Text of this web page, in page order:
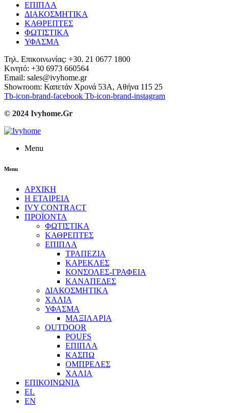
ΕΠΙΠΛΑ
ΔΙΑΚΟΣΜΗΤΙΚΑ
ΚΑΘΡΕΠΤΕΣ
ΦΩΤΙΣΤΙΚΑ
ΥΦΑΣΜΑ
Τηλ. Επικοινωνίας: +30. 21 0677 1800
Κινητό: +30 6973 660564
Email: sales@ivyhome.gr
Showroom: Καπετάν Χρονά 53A, Αθήνα 115 25
Tb-icon-brand-facebook Tb-icon-brand-instagram
© 2024 Ivyhome.Gr
Menu
Menu
ΑΡΧΙΚΗ
Η ΕΤΑΙΡΕΙΑ
IVY CONTRACT
ΠΡΟΪΟΝΤΑ
ΦΩΤΙΣΤΙΚΑ
ΚΑΘΡΕΠΤΕΣ
ΕΠΙΠΛΑ
ΤΡΑΠΕΖΙΑ
ΚΑΡΕΚΛΕΣ
ΚΟΝΣΟΛΕΣ-ΓΡΑΦΕΙΑ
ΚΑΝΑΠΕΔΕΣ
ΔΙΑΚΟΣΜΗΤΙΚΑ
ΧΑΛΙΑ
ΥΦΑΣΜΑ
ΜΑΞΙΛΑΡΙΑ
OUTDOOR
POUFS
ΕΠΙΠΛΑ
ΚΑΣΠΩ
ΟΜΠΡΕΛΕΣ
ΧΑΛΙΑ
ΕΠΙΚΟΙΝΩΝΙΑ
EL
EN